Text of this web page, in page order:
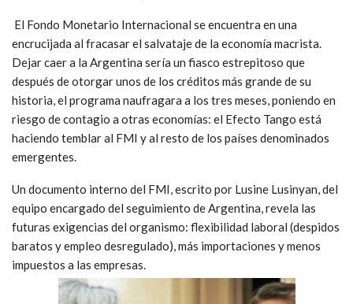
El Fondo Monetario Internacional se encuentra en una
encrucijada al fracasar el salvataje de la economía macrista.
Dejar caer a la Argentina sería un fiasco estrepitoso que
después de otorgar unos de los créditos más grande de su
historia, el programa naufragara a los tres meses, poniendo en
riesgo de contagio a otras economías: el Efecto Tango está
haciendo temblar al FMI y al resto de los países denominados
emergentes.
Un documento interno del FMI, escrito por Lusine Lusinyan, del
equipo encargado del seguimiento de Argentina, revela las
futuras exigencias del organismo: flexibilidad laboral (despidos
baratos y empleo desregulado), más importaciones y menos
impuestos a las empresas.